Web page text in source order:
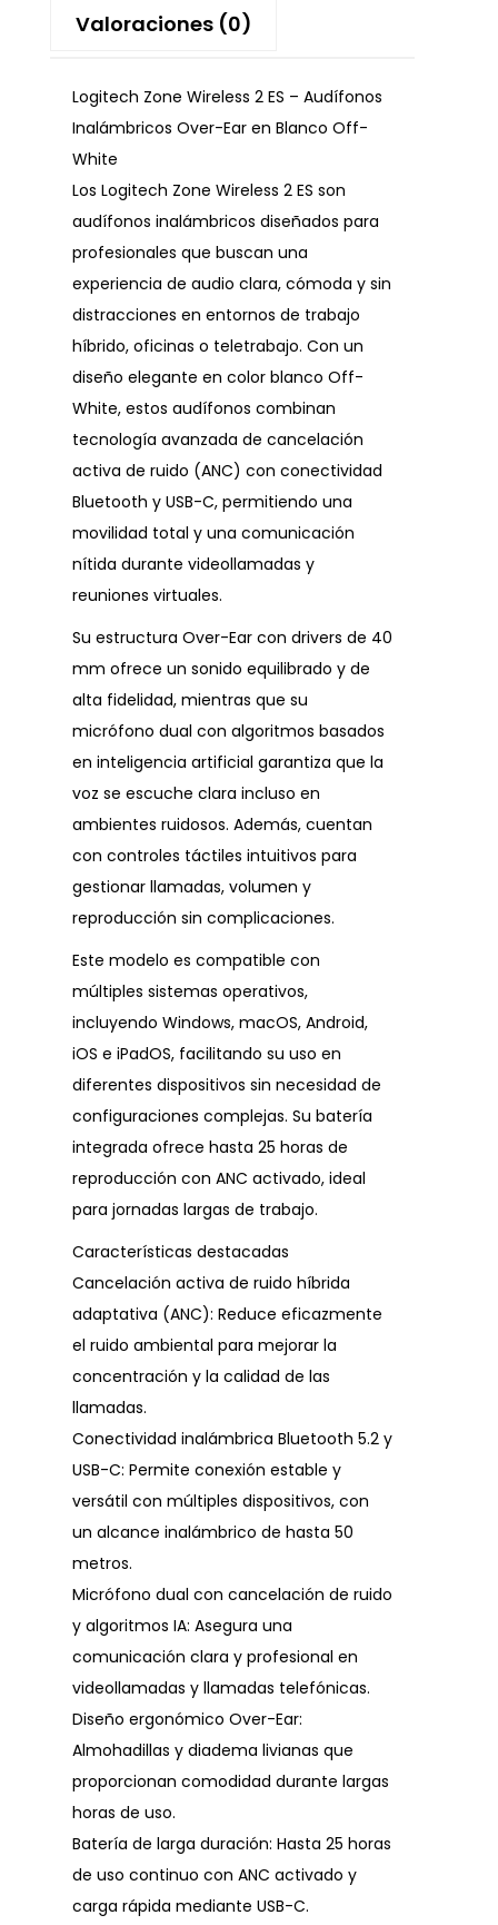
Valoraciones (0)
Logitech Zone Wireless 2 ES – Audífonos
Inalámbricos Over-Ear en Blanco Off-
White
Los Logitech Zone Wireless 2 ES son
audífonos inalámbricos diseñados para
profesionales que buscan una
experiencia de audio clara, cómoda y sin
distracciones en entornos de trabajo
híbrido, oficinas o teletrabajo. Con un
diseño elegante en color blanco Off-
White, estos audífonos combinan
tecnología avanzada de cancelación
activa de ruido (ANC) con conectividad
Bluetooth y USB-C, permitiendo una
movilidad total y una comunicación
nítida durante videollamadas y
reuniones virtuales.
Su estructura Over-Ear con drivers de 40
mm ofrece un sonido equilibrado y de
alta fidelidad, mientras que su
micrófono dual con algoritmos basados
en inteligencia artificial garantiza que la
voz se escuche clara incluso en
ambientes ruidosos. Además, cuentan
con controles táctiles intuitivos para
gestionar llamadas, volumen y
reproducción sin complicaciones.
Este modelo es compatible con
múltiples sistemas operativos,
incluyendo Windows, macOS, Android,
iOS e iPadOS, facilitando su uso en
diferentes dispositivos sin necesidad de
configuraciones complejas. Su batería
integrada ofrece hasta 25 horas de
reproducción con ANC activado, ideal
para jornadas largas de trabajo.
Características destacadas
Cancelación activa de ruido híbrida
adaptativa (ANC): Reduce eficazmente
el ruido ambiental para mejorar la
concentración y la calidad de las
llamadas.
Conectividad inalámbrica Bluetooth 5.2 y
USB-C: Permite conexión estable y
versátil con múltiples dispositivos, con
un alcance inalámbrico de hasta 50
metros.
Micrófono dual con cancelación de ruido
y algoritmos IA: Asegura una
comunicación clara y profesional en
videollamadas y llamadas telefónicas.
Diseño ergonómico Over-Ear:
Almohadillas y diadema livianas que
proporcionan comodidad durante largas
horas de uso.
Batería de larga duración: Hasta 25 horas
de uso continuo con ANC activado y
carga rápida mediante USB-C.